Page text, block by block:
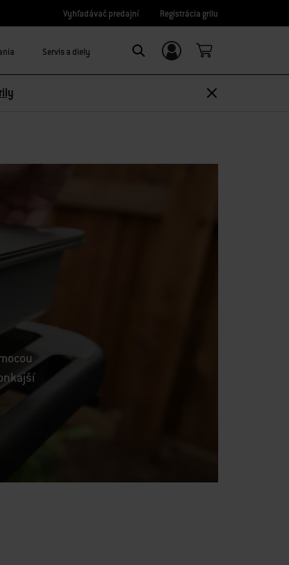
Vyhľadávač predajní Registrácia grilu
Servis a diely Prihláste sa/Zaregistrujte sa